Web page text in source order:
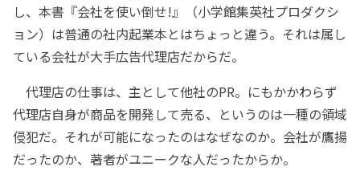
し、本書『会社を使い倒せ!』（小学館集英社プロダクシ
ョン）は普通の社内起業本とはちょっと違う。それは属し
ている会社が大手広告代理店だからだ。
代理店の仕事は、主として他社のPR。にもかかわらず
代理店自身が商品を開発して売る、というのは一種の領域
侵犯だ。それが可能になったのはなぜなのか。会社が鷹揚
だったのか、著者がユニークな人だったからか。